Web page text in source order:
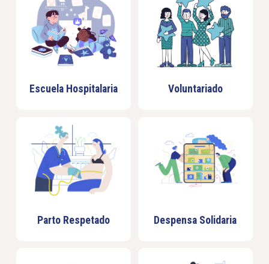
Escuela Hospitalaria Voluntariado
Parto Respetado Despensa Solidaria